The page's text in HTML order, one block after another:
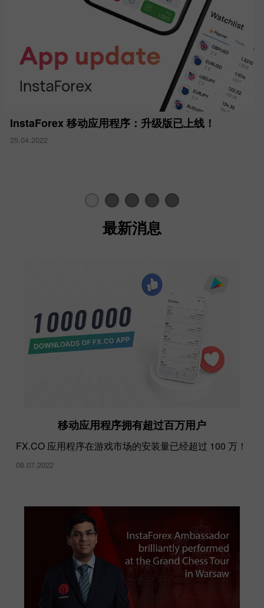
InstaForex 移动应用程序：升级版已上线！
25.04.2022
最新消息
移动应用程序拥有超过百万用户
FX.CO 应用程序在游戏市场的安装量已经超过 100 万！
08.07.2022